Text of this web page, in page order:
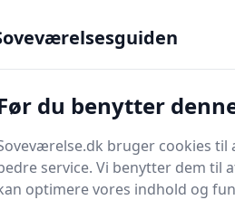
Planlæg placeringen, før
kan skjules bag
På den måde er
lyd og volumen
effektiv hvidstøjsløsning.
hoved eller direkte mod den
du benytter
bruger cookies
service. Vi benytter dem til
optimere vores indhold og